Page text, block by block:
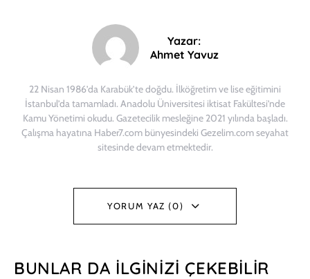
Yazar:
Ahmet Yavuz
22 Nisan 1986’da Karabük’te doğdu. İlköğretim ve lise eğitimini
İstanbul’da tamamladı. Anadolu Üniversitesi iktisat Fakültesi’nde
Kamu Yönetimi okudu. Gazetecilik mesleğine 2021 yılında başladı.
Çalışma hayatına Haber7.com bünyesindeki Gezelim.com seyahat
sitesinde devam etmektedir.
YORUM YAZ (0)
BUNLAR DA İLGINIZI ÇEKEBILIR